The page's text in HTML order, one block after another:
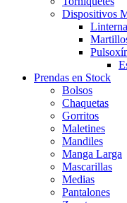
Dispositivos
Prendas en Stock
Bolsos
Chaquetas
Gorritos
Maletines
Mandiles
Manga Larga
Mascarillas
Medias
Pantalones